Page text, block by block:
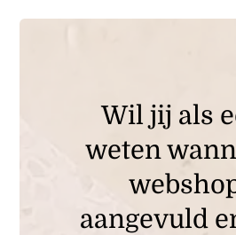
Wil jij als
weten
aangevuld